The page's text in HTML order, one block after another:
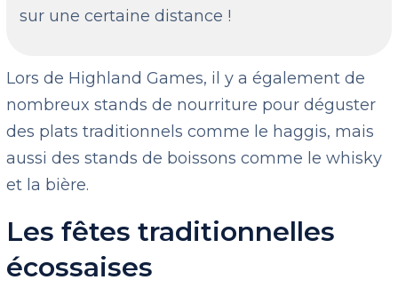
sur une certaine distance !
Lors de Highland Games, il y a également de
nombreux stands de nourriture pour déguster
des plats traditionnels comme le haggis, mais
aussi des stands de boissons comme le whisky
et la bière.
Les fêtes traditionnelles
écossaises